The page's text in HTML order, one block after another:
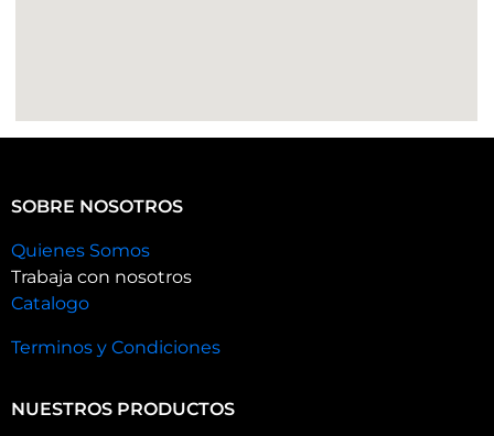
SOBRE NOSOTROS
Quienes Somos
Trabaja con nosotros
Catalogo
Terminos y Condiciones
NUESTROS PRODUCTOS